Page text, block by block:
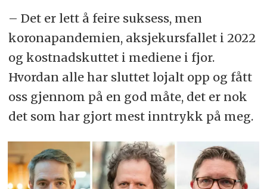
– Det er lett å feire suksess, men
koronapandemien, aksjekursfallet i 2022
og kostnadskuttet i mediene i fjor.
Hvordan alle har sluttet lojalt opp og fått
oss gjennom på en god måte, det er nok
det som har gjort mest inntrykk på meg.